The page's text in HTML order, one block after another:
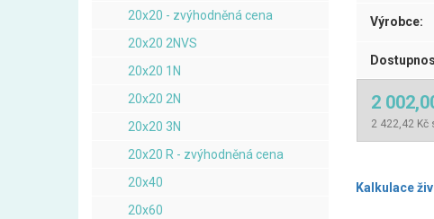
20x20 - zvýhodněná cena
20x20 2NVS
20x20 1N
20x20 2N
20x20 3N
20x20 R - zvýhodněná cena
20x40
20x60
Výrobce:
2
2 422,42 Kč
Kalkulace